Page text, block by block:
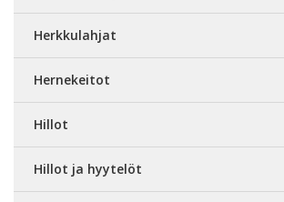
Herkkulahjat
Hernekeitot
Hillot
Hillot ja hyytelöt